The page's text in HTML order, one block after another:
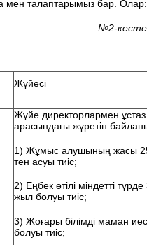
мен талаптарымыз бар. Олар:
№2-кесте
Жүйесі
Жүйе директорлармен ұстаз
арасындағы жүретін байланыс.
1) Жұмыс алушының жасы 25-
тен асуы тиіс;
2) Еңбек өтілі міндетті түрде 3
жыл болуы тиіс;
3) Жоғары білімді маман иесі
болуы тиіс;